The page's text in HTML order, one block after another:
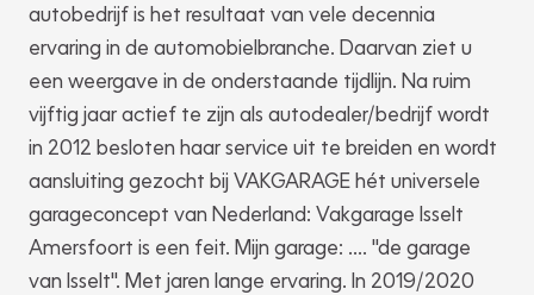
autobedrijf is het resultaat van vele decennia
ervaring in de automobielbranche. Daarvan ziet u
een weergave in de onderstaande tijdlijn. Na ruim
vijftig jaar actief te zijn als autodealer/bedrijf wordt
in 2012 besloten haar service uit te breiden en wordt
aansluiting gezocht bij VAKGARAGE hét universele
garageconcept van Nederland: Vakgarage Isselt
Amersfoort is een feit. Mijn garage: .... "de garage
van Isselt". Met jaren lange ervaring. In 2019/2020